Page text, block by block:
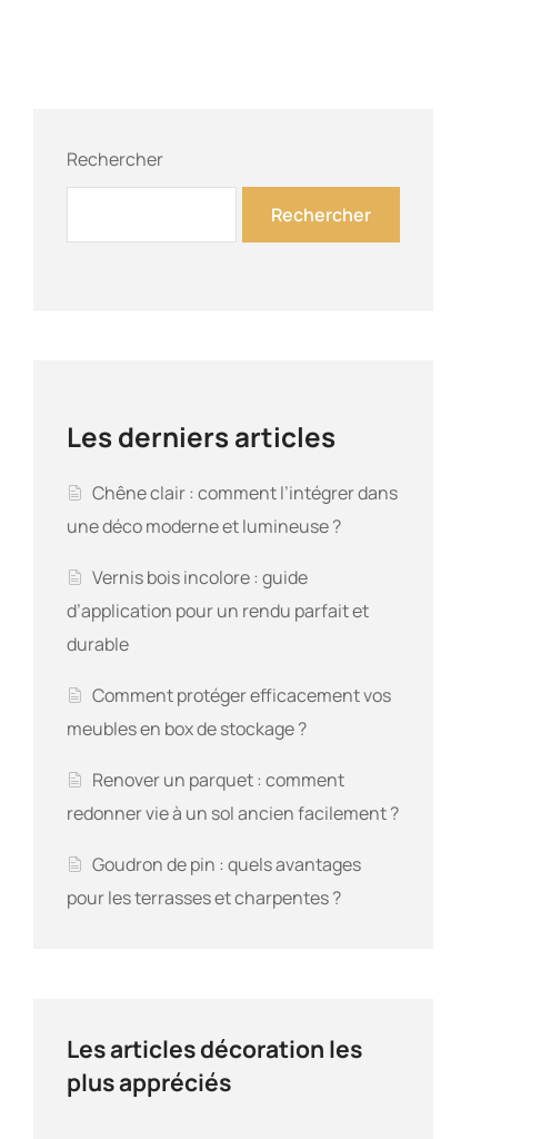
Rechercher
Rechercher
Les derniers articles
Chêne clair : comment l’intégrer dans
une déco moderne et lumineuse ?
Vernis bois incolore : guide
d’application pour un rendu parfait et
durable
Comment protéger efficacement vos
meubles en box de stockage ?
Renover un parquet : comment
redonner vie à un sol ancien facilement ?
Goudron de pin : quels avantages
pour les terrasses et charpentes ?
Les articles décoration les
plus appréciés